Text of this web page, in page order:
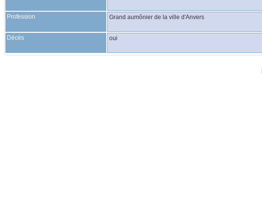
Profession Grand aumônier de la ville d'Anvers
Décès oui